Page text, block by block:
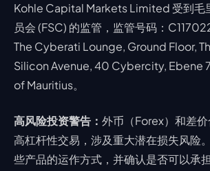
Kohle Capital Markets Limited 受到毛
员会 (FSC) 的监管，监管号码：
The Cyberati Lounge, Ground Floor,
Silicon Avenue, 40 Cybercity, Ebene
of Mauritius。
高风险投资警告： 外币（Forex）和差
高杠杆性交易，涉及重大潜在损失风险
些产品的运作方式，并确认是否可以承